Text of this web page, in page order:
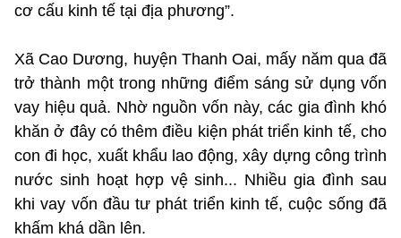
cơ cấu kinh tế tại địa phương”.
Xã Cao Dương, huyện Thanh Oai, mấy năm qua đã
trở thành một trong những điểm sáng sử dụng vốn
vay hiệu quả. Nhờ nguồn vốn này, các gia đình khó
khăn ở đây có thêm điều kiện phát triển kinh tế, cho
con đi học, xuất khẩu lao động, xây dựng công trình
nước sinh hoạt hợp vệ sinh... Nhiều gia đình sau
khi vay vốn đầu tư phát triển kinh tế, cuộc sống đã
khấm khá dần lên.